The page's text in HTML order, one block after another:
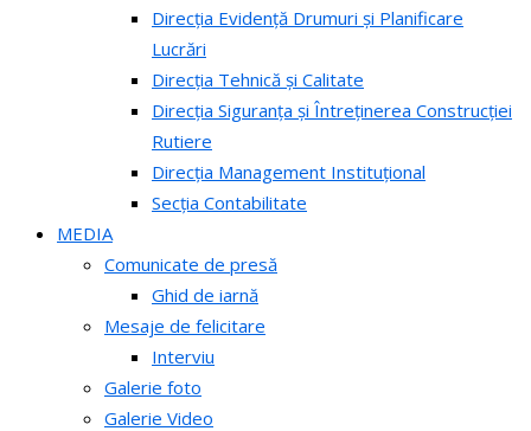
Direcția Evidență Drumuri și Planificare
Lucrări
Direcția Tehnică și Calitate
Direcția Siguranța și Întreținerea Construcției
Rutiere
Direcția Management Instituțional
Secția Contabilitate
MEDIA
Comunicate de presă
Ghid de iarnă
Mesaje de felicitare
Interviu
Galerie foto
Galerie Video